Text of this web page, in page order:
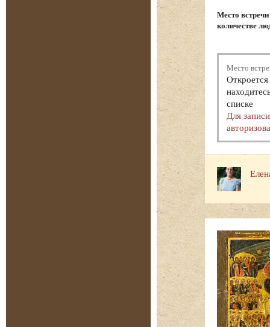
Место
количестве
Место
списке
Для